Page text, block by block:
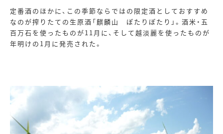
定番酒のほかに、この季節ならではの限定酒としておすすめ
なのが搾りたての生原酒「麒麟山 ぽたりぽたり」。酒米・五
百万石を使ったものが11 月に、そして越淡麗を使ったものが
年明けの 1 月に発売された。